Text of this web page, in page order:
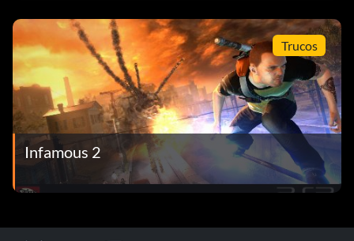
Trucos
Infamous 2